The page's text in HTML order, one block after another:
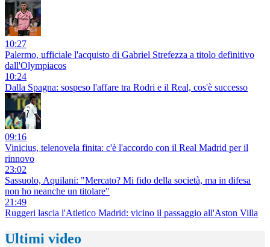
10:27
Palermo, ufficiale l'acquisto di Gabriel Strefezza a titolo definitivo
dall'Olympiacos
10:24
Dalla Spagna: sospeso l'affare tra Rodri e il Real, cos'è successo
09:16
Vinicius, telenovela finita: c'è l'accordo con il Real Madrid per il
rinnovo
23:02
Sassuolo, Aquilani: "Mercato? Mi fido della società, ma in difesa
non ho neanche un titolare"
21:49
Ruggeri lascia l'Atletico Madrid: vicino il passaggio all'Aston Villa
Ultimi video